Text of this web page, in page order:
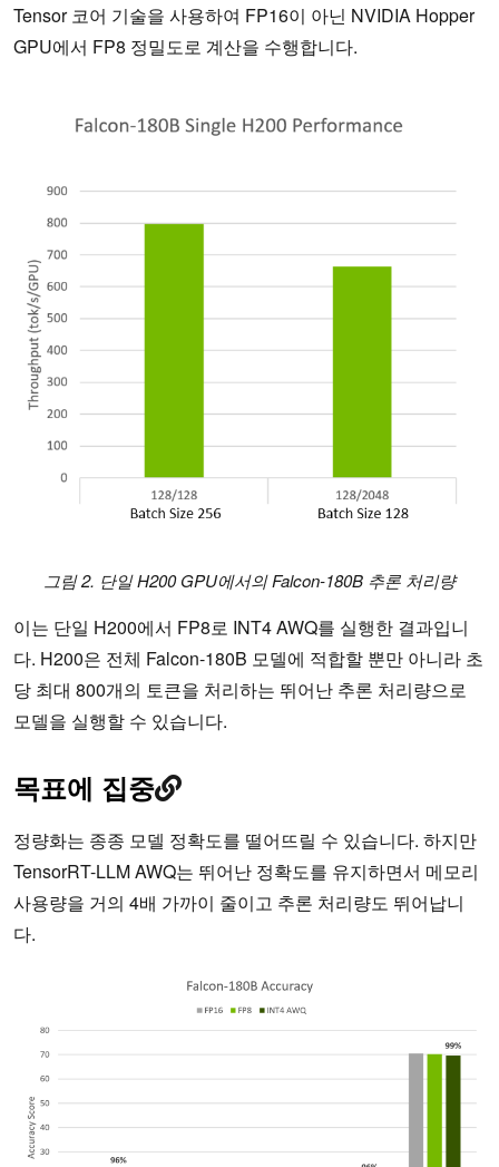
Tensor 코어 기술을 사용하여 FP16이 아닌 NVIDIA Hopper
GPU에서 FP8 정밀도로 계산을 수행합니다.
그림 2. 단일 H200 GPU에서의 Falcon-180B 추론 처리량
이는 단일 H200에서 FP8로 INT4 AWQ를 실행한 결과입니
다. H200은 전체 Falcon-180B 모델에 적합할 뿐만 아니라 초
당 최대 800개의 토큰을 처리하는 뛰어난 추론 처리량으로
모델을 실행할 수 있습니다.
목표에 집중
정량화는 종종 모델 정확도를 떨어뜨릴 수 있습니다. 하지만
TensorRT-LLM AWQ는 뛰어난 정확도를 유지하면서 메모리
사용량을 거의 4배 가까이 줄이고 추론 처리량도 뛰어납니
다.